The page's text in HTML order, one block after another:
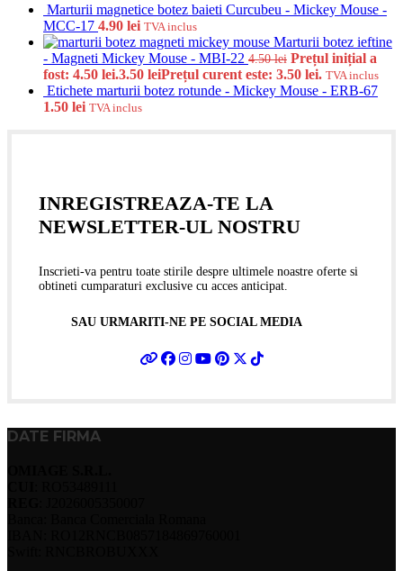
Marturii magnetice botez baieti Curcubeu - Mickey Mouse -
MCC-17 4.90 lei TVA inclus
Marturii botez ieftine
- Magneti Mickey Mouse - MBI-22 4.50lei Prețul inițial a
fost: 4.50 lei.3.50 leiPrețul curent este: 3.50 lei. TVA inclus
Etichete marturii botez rotunde - Mickey Mouse - ERB-67
1.50 lei TVA inclus
INREGISTREAZA-TE LA
NEWSLETTER-UL NOSTRU
Inscrieti-va pentru toate stirile despre ultimele noastre oferte si
obtineti cumparaturi exclusive cu acces anticipat.
SAU URMARITI-NE PE SOCIAL MEDIA
DATE FIRMA